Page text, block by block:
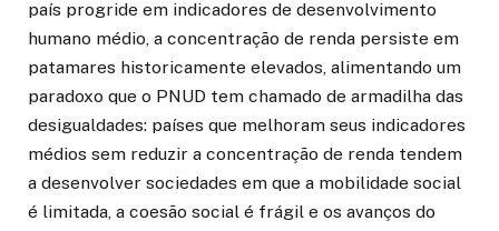
país progride em indicadores de desenvolvimento
humano médio, a concentração de renda persiste em
patamares historicamente elevados, alimentando um
paradoxo que o PNUD tem chamado de armadilha das
desigualdades: países que melhoram seus indicadores
médios sem reduzir a concentração de renda tendem
a desenvolver sociedades em que a mobilidade social
é limitada, a coesão social é frágil e os avanços do